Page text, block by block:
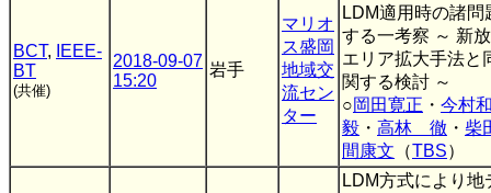
BCT,
IEEE-
BT
(共催)
2018-09-07
15:20
岩手
マリオ
ス盛岡
地域交
流セン
ター
LDM適用時の諸問
する一考察 ～ 新
エリア拡大手法と
関する検討 ～
○岡田寛正 ・ 今村
毅 ・ 高林 徹 ・ 柴
間康文 （TBS）
LDM方式により地